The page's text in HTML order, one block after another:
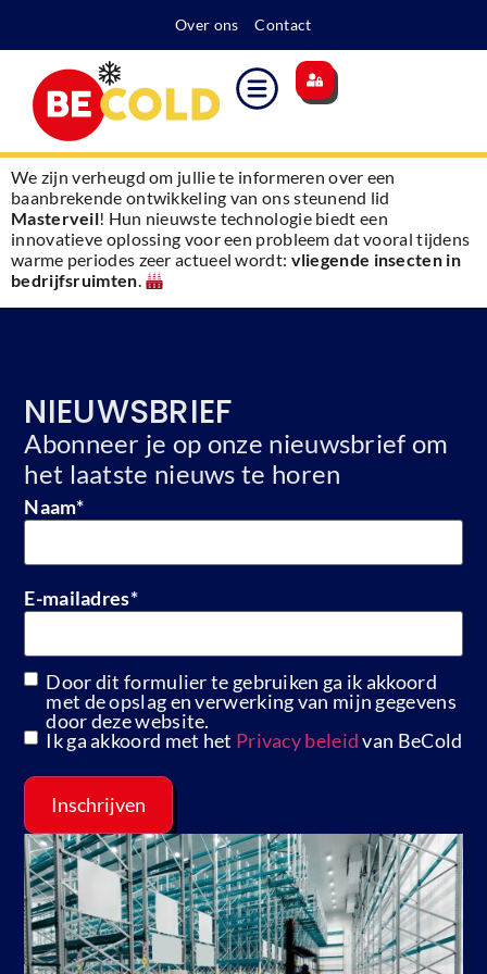
Over ons Contact
We zijn verheugd om jullie te informeren over een
baanbrekende ontwikkeling van ons steunend lid
Masterveil! Hun nieuwste technologie biedt een
innovatieve oplossing voor een probleem dat vooral tijdens
warme periodes zeer actueel wordt: vliegende insecten in
bedrijfsruimten.
NIEUWSBRIEF
Abonneer je op onze nieuwsbrief om
het laatste nieuws te horen
Naam*
E-mailadres*
GDPR
Door dit formulier te gebruiken ga ik akkoord
met de opslag en verwerking van mijn gegevens
door deze website.
Ik ga akkoord met het Privacy beleidvan BeCold